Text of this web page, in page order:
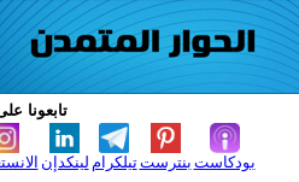
تابعونا
لينكدإن تيلكرامبنترست بودكاست